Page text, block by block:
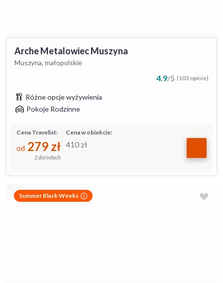
Arche Metalowiec Muszyna
Muszyna, małopolskie
4.9/5 (103 opinie)
Różne opcje wyżywienia
Pokoje Rodzinne
Cena w obiekcie:
410 zł
Cena Travelist:
od 279 zł
2 dorosłych
Summer Black Weeks